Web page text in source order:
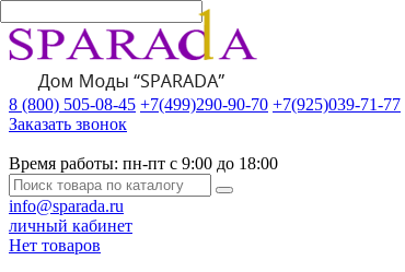
8 (800) 505-08-45 +7(499)290-90-70 +7(925)039-71-77
Заказать звонок
Время работы: пн-пт с 9:00 до 18:00
info@sparada.ru
личный кабинет
Нет товаров